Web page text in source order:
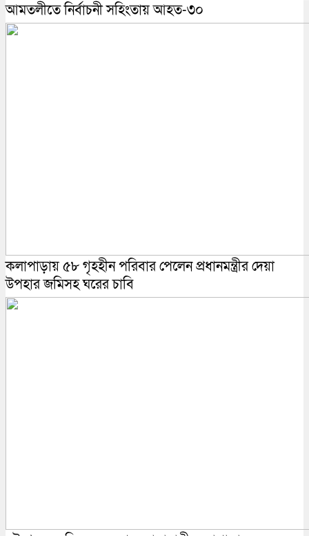
আমতলীতে নির্বাচনী সহিংতায় আহত-৩০
কলাপাড়ায় ৫৮ গৃহহীন পরিবার পেলেন প্রধানমন্ত্রীর দেয়া
উপহার জমিসহ ঘরের চাবি